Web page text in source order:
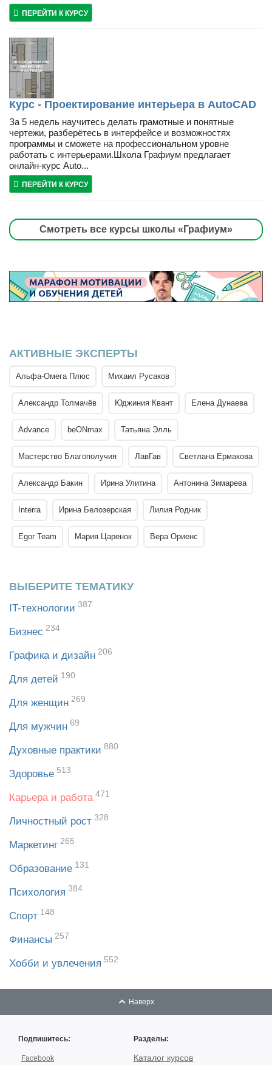
ПЕРЕЙТИ К КУРСУ
Курс - Проектирование интерьера в AutoCAD
За 5 недель научитесь делать грамотные и понятные
чертежи, разберётесь в интерфейсе и возможностях
программы и сможете на профессиональном уровне
работать с интерьерами.Школа Графиум предлагает
онлайн-курс Auto...
ПЕРЕЙТИ К КУРСУ
Смотреть все курсы школы «Графиум»
АКТИВНЫЕ ЭКСПЕРТЫ
Альфа-Омега Плюс Михаил Русаков
Александр Толмачёв Юджиния Квант Елена Дунаева
Advance beONmax Татьяна Элль
Мастерство Благополучия ЛавГав Светлана Ермакова
Александр Бакин Ирина Улитина Антонина Зимарева
Interra Ирина Белозерская Лилия Родник
Egor Team Мария Царенок Вера Ориенс
ВЫБЕРИТЕ ТЕМАТИКУ
IT-технологии 387
Бизнес 234
Графика и дизайн 206
Для детей 190
Для женщин 269
Для мужчин 69
Духовные практики 880
Здоровье 513
Карьера и работа 471
Личностный рост 328
Маркетинг 265
Образование 131
Психология 384
Спорт 148
Финансы 257
Хобби и увлечения 552
Наверх
Подпишитесь:
Facebook
Разделы:
Каталог курсов